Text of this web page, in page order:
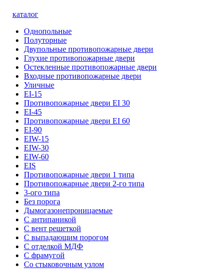
каталог
Однопольные
Полуторные
Двупольные противопожарные двери
Глухие противопожарные двери
Остекленные противопожарные двери
Входные противопожарные двери
Уличные
EI-15
Противопожарные двери EI 30
EI-45
Противопожарные двери EI 60
EI-90
EIW-15
EIW-30
EIW-60
EIS
Противопожарные двери 1 типа
Противопожарные двери 2-го типа
3-ого типа
Без порога
Дымогазонепроницаемые
С антипаникой
С вент решеткой
С выпадающим порогом
С отделкой МДФ
С фрамугой
Со стыковочным узлом